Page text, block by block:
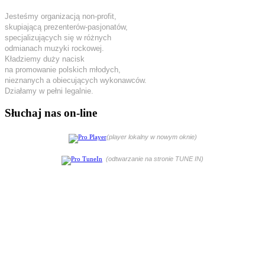
Jesteśmy organizacją non-profit,
skupiającą prezenterów-pasjonatów,
specjalizujących się w różnych
odmianach muzyki rockowej.
Kładziemy duży nacisk
na promowanie polskich młodych,
nieznanych a obiecujących wykonawców.
Działamy w pełni legalnie.
Słuchaj nas on-line
(player lokalny w nowym oknie)
(odtwarzanie na stronie TUNE IN)